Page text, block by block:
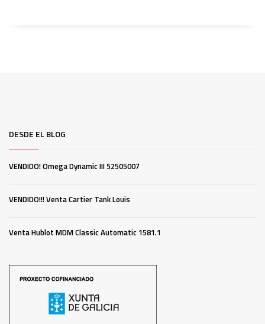
DESDE EL BLOG
VENDIDO! Omega Dynamic III 52505007
VENDIDO!!! Venta Cartier Tank Louis
Venta Hublot MDM Classic Automatic 1581.1